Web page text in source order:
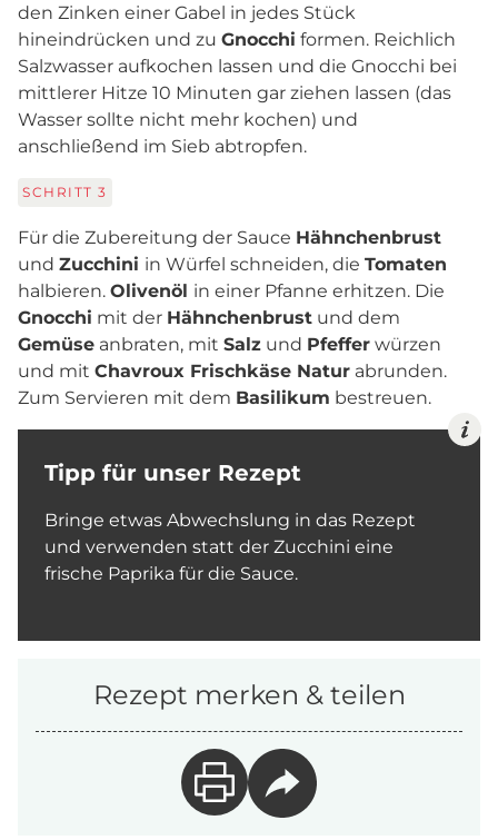
den Zinken einer Gabel in jedes Stück
hineindrücken und zu Gnocchi formen. Reichlich
Salzwasser aufkochen lassen und die Gnocchi bei
mittlerer Hitze 10 Minuten gar ziehen lassen (das
Wasser sollte nicht mehr kochen) und
anschließend im Sieb abtropfen.
SCHRITT 3
Für die Zubereitung der Sauce Hähnchenbrust
und Zucchini in Würfel schneiden, die Tomaten
halbieren. Olivenöl in einer Pfanne erhitzen. Die
Gnocchi mit der Hähnchenbrust und dem
Gemüse anbraten, mit Salz und Pfeffer würzen
und mit Chavroux Frischkäse Natur abrunden.
Zum Servieren mit dem Basilikum bestreuen.
Tipp für unser Rezept
Bringe etwas Abwechslung in das Rezept
und verwenden statt der Zucchini eine
frische Paprika für die Sauce.
Rezept merken & teilen